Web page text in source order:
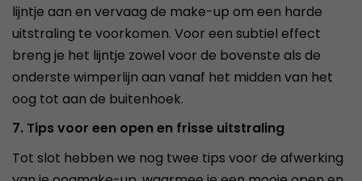
lijntje aan en vervaag de make-up om een harde
uitstraling te voorkomen. Voor een subtiel effect
breng je het lijntje zowel voor de bovenste als de
onderste wimperlijn aan vanaf het midden van het
oog tot aan de buitenhoek.
7. Tips voor een open en frisse uitstraling
Tot slot hebben we nog twee tips voor de afwerking